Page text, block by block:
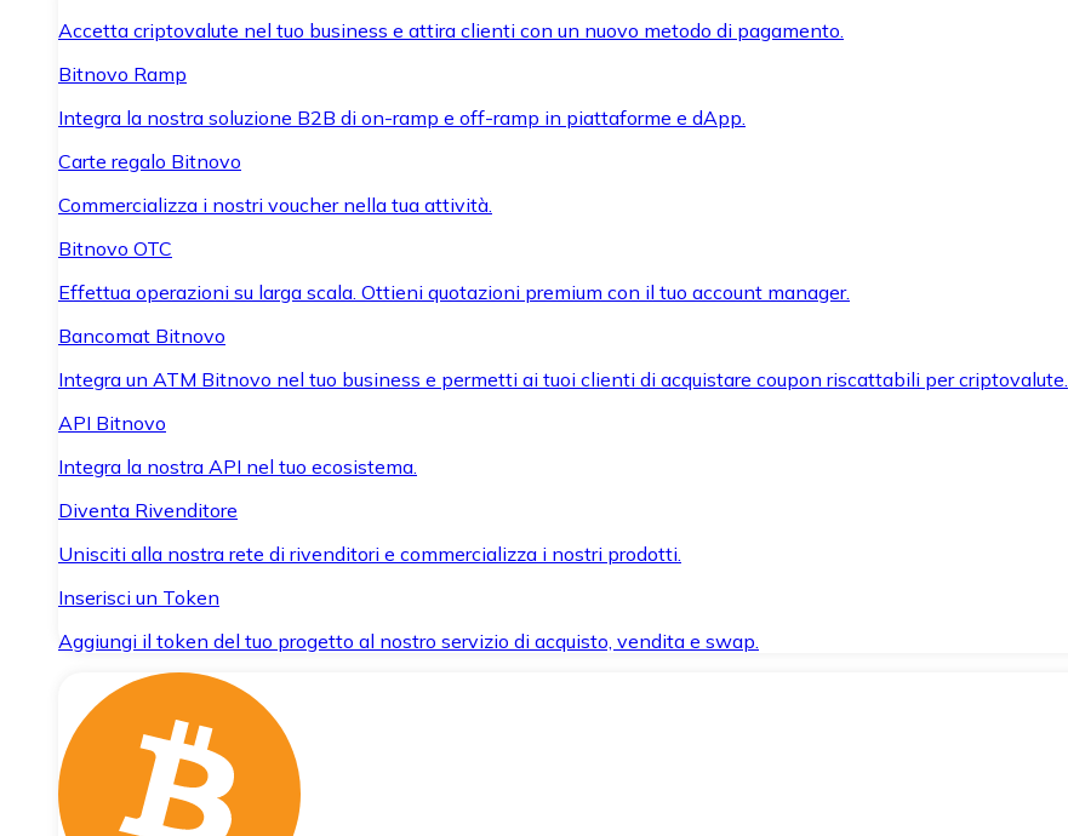
Accetta criptovalute nel tuo business e attira clienti con un nuovo metodo di pagamento.
Bitnovo Ramp
Integra la nostra soluzione B2B di on-ramp e off-ramp in piattaforme e dApp.
Carte regalo Bitnovo
Commercializza i nostri voucher nella tua attività.
Bitnovo OTC
Effettua operazioni su larga scala. Ottieni quotazioni premium con il tuo account manager.
Bancomat Bitnovo
Integra un ATM Bitnovo nel tuo business e permetti ai tuoi clienti di acquistare coupon riscattabili per criptovalute.
API Bitnovo
Integra la nostra API nel tuo ecosistema.
Diventa Rivenditore
Unisciti alla nostra rete di rivenditori e commercializza i nostri prodotti.
Inserisci un Token
Aggiungi il token del tuo progetto al nostro servizio di acquisto, vendita e swap.